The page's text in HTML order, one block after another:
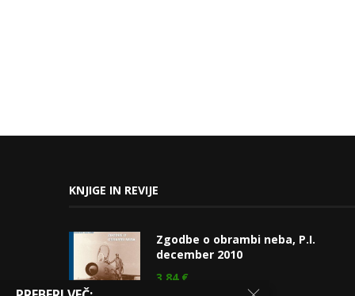
KNJIGE IN REVIJE
Zgodbe o obrambi neba, P.I.
december 2010
3,84 €